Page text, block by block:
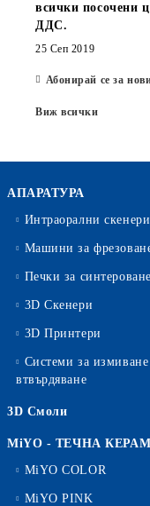
всички посочени
ДДС.
25 Сеп 2019
Абонирай се за
Виж всички
АПАРАТУРА
Интраорални скенери
Машини за
Печки за синтероване
3D Скенери
3D Принтери
Системи за
втвърдяване
3D Смоли
MiYO - ТЕЧНА
MiYO COLOR
MiYO PINK